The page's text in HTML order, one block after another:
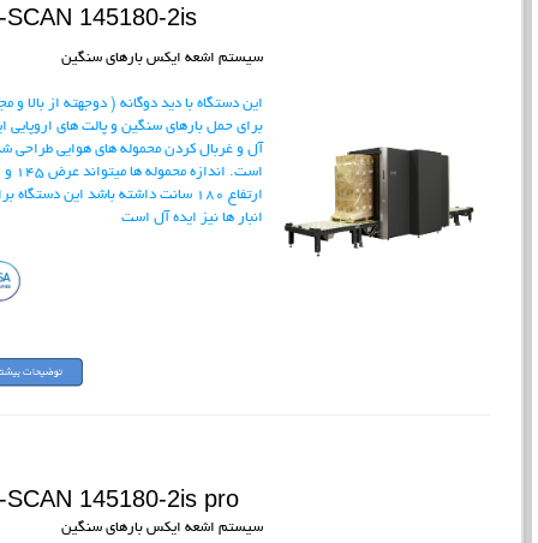
SCAN 145180-2is
سیستم اشعه ایکس بارهای سنگین
این دستگاه با دید دوگانه ( دوجهته از بالا و
برای حمل بارهای سنگین و پالت های اروپایی
آل و غربال کردن محموله های هوایی طراحی
است. اندازه محموله ها میتواند عرض 145 و
ارتفاع 180 سانت داشته باشد این دستگاه
انبار ها نیز ایده آل است
SCAN 145180-2is pro
سیستم اشعه ایکس بارهای سنگین